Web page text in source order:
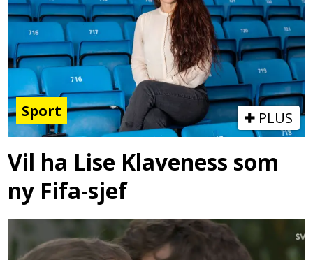
Sport PLUS
Vil ha Lise Klaveness som
ny Fifa-sjef